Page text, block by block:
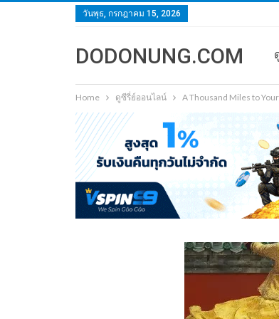
วันพุธ, กรกฎาคม 15, 2026
DODONUNG.COM
Home ดูซีรี่ย์ออนไลน์ A Thousand Miles to